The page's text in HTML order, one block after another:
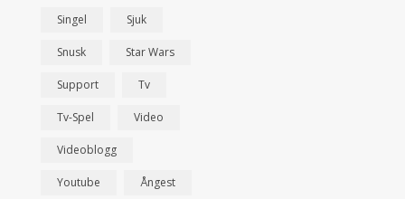
Singel Sjuk
Snusk Star Wars
Support Tv
Tv-Spel Video
Videoblogg
Youtube Ångest